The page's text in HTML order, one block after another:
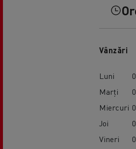
Vânzări
Luni
Marți
Miercuri
Joi
Vineri